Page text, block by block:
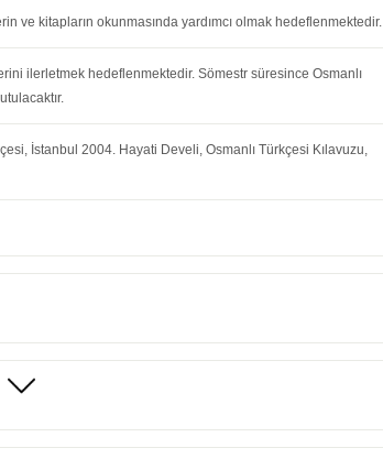
ve kitapların okunmasında yardımcı olmak hedeflenmektedir.
ilerletmek hedeflenmektedir. Sömestr süresince Osmanlı
İstanbul 2004. Hayati Develi, Osmanlı Türkçesi Kılavuzu,